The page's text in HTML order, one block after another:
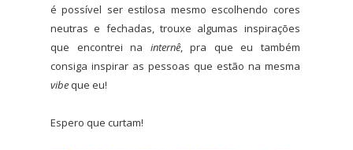
é possível ser estilosa mesmo escolhendo cores
neutras e fechadas, trouxe algumas inspirações
que encontrei na internê, pra que eu também
consiga inspirar as pessoas que estão na mesma
vibe que eu!
Espero que curtam!